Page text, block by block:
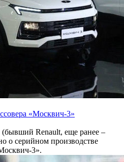
«Москвич-3»
Renault, еще ранее –
о серийном производстве
3».